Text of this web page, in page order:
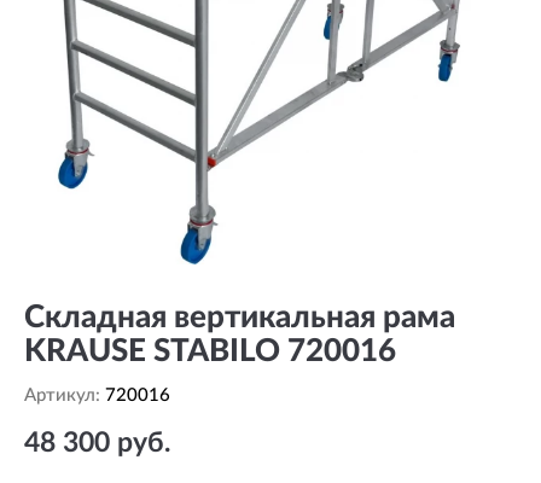
Складная вертикальная рама
KRAUSE STABILO 720016
Артикул: 720016
48 300 руб.